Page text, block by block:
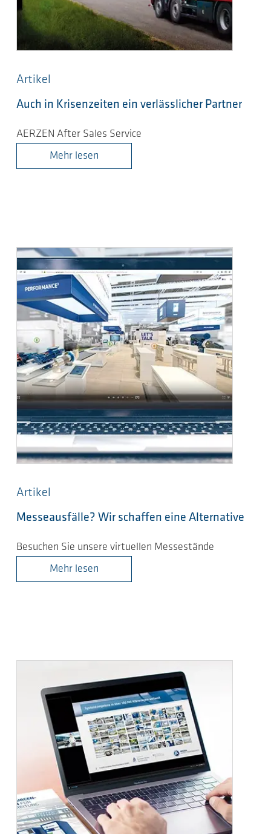
Artikel
Auch in Krisenzeiten ein verlässlicher Partner
AERZEN After Sales Service
Mehr lesen
Artikel
Messeausfälle? Wir schaffen eine Alternative
Besuchen Sie unsere virtuellen Messestände
Mehr lesen